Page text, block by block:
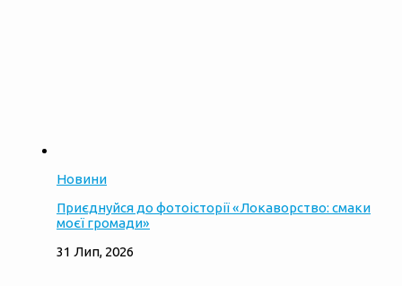
Новини
Приєднуйся до фотоісторії «Локаворство: смаки
моєї громади»
31 Лип, 2026